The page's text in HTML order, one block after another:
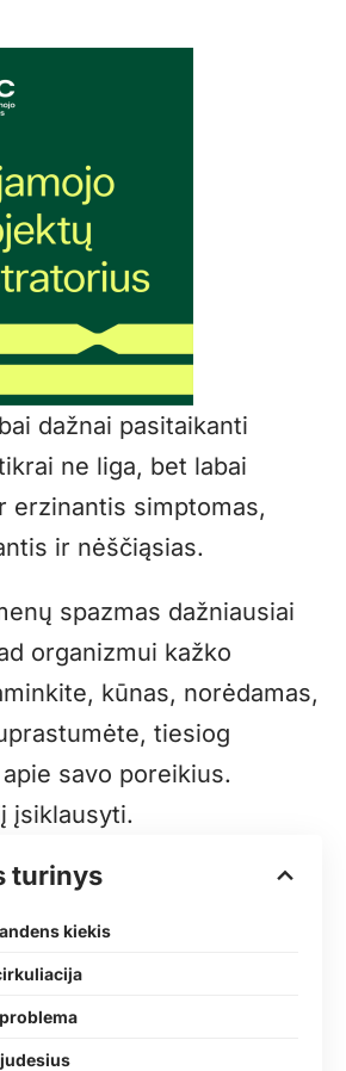
dažnai pasitaikanti
ne liga, bet labai
erzinantis simptomas,
ir nėščiąsias.
spazmas dažniausiai
organizmui kažko
kūnas, norėdamas,
tiesiog
savo poreikius.
įsiklausyti.
turinys
kiekis